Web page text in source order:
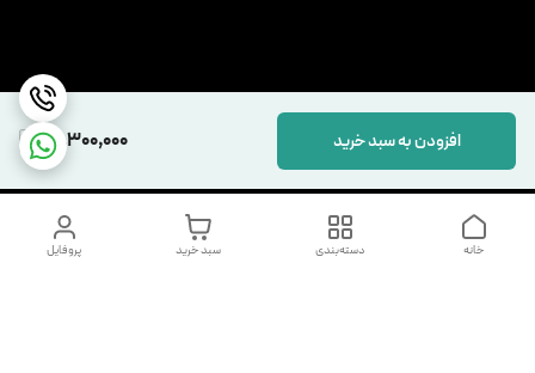
13,300,000 افزودن به سبد خرید
پروفایل سبد خرید دسته‌بندی خانه